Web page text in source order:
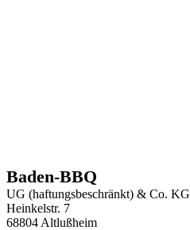
Baden-BBQ
UG (haftungsbeschränkt) & Co. KG
Heinkelstr. 7
68804 Altlußheim